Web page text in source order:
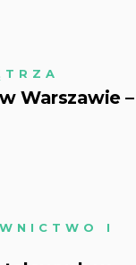
Warszawie –
I